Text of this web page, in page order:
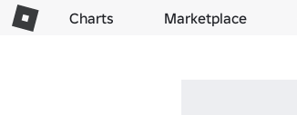
Charts Marketplace